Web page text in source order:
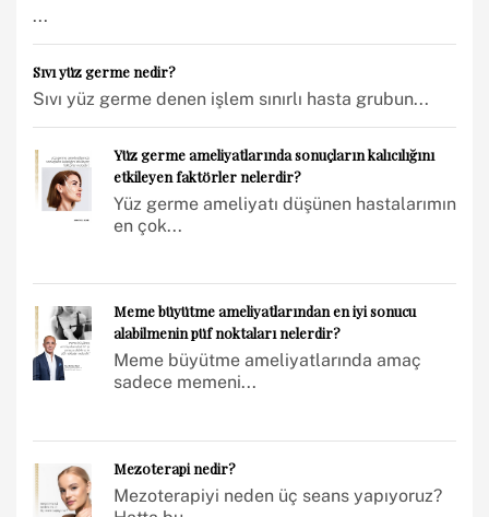
...
Sıvı yüz germe nedir?
Sıvı yüz germe denen işlem sınırlı hasta grubun...
Yüz germe ameliyatlarında sonuçların kalıcılığını
etkileyen faktörler nelerdir?
Yüz germe ameliyatı düşünen hastalarımın
en çok...
Meme büyütme ameliyatlarından en iyi sonucu
alabilmenin püf noktaları nelerdir?
Meme büyütme ameliyatlarında amaç
sadece memeni...
Mezoterapi nedir?
Mezoterapiyi neden üç seans yapıyoruz?